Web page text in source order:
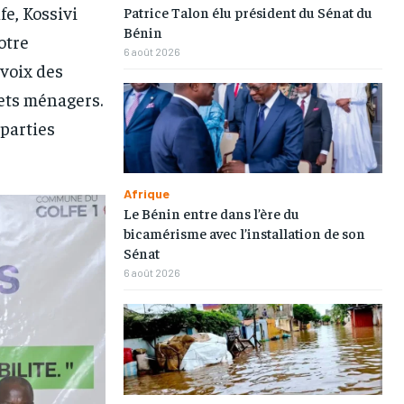
Kossivi
des
ménagers.
Patrice Talon élu président du Sénat du
Bénin
6 août 2026
Afrique
Le Bénin entre dans l’ère du
bicamérisme avec l’installation de son
Sénat
6 août 2026